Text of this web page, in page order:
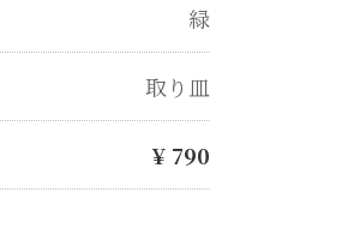
緑
取り皿
¥ 790